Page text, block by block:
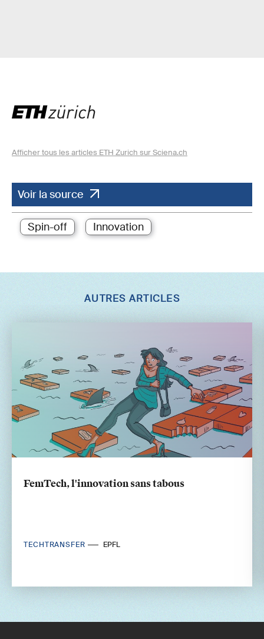
Afficher tous les articles ETH Zurich sur Sciena.ch
Voir la source
Spin-off Innovation
AUTRES ARTICLES
FemTech, l'innovation sans tabous
TECHTRANSFER EPFL